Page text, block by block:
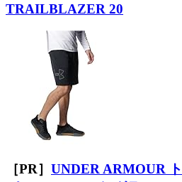
TRAILBLAZER 20
［PR］ UNDER ARMOUR